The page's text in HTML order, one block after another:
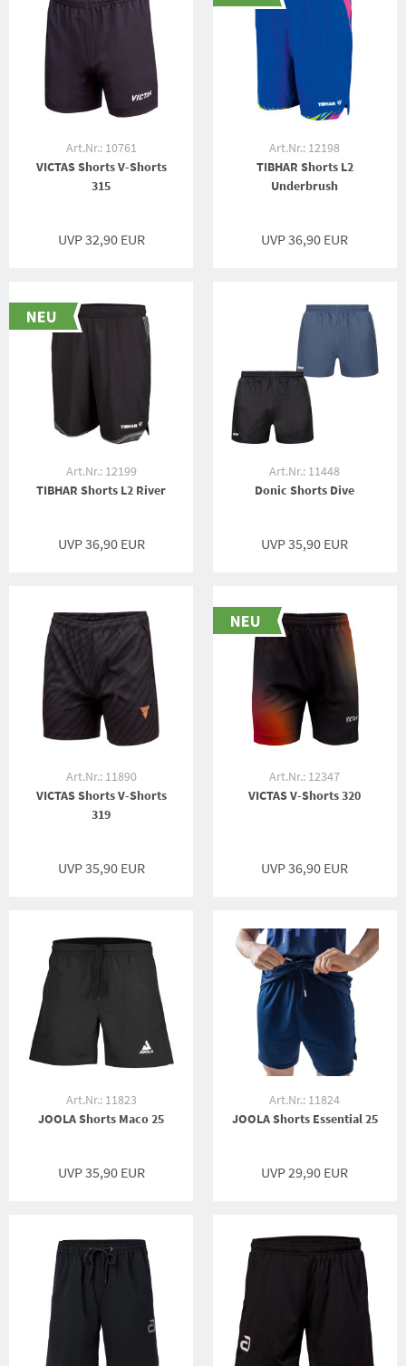
Art.Nr.: 10761
VICTAS Shorts V-Shorts
315
UVP 32,90 EUR
Art.Nr.: 12198
TIBHAR Shorts L2
Underbrush
UVP 36,90 EUR
Art.Nr.: 12199
TIBHAR Shorts L2 River
UVP 36,90 EUR
Art.Nr.: 11448
Donic Shorts Dive
UVP 35,90 EUR
Art.Nr.: 11890
VICTAS Shorts V-Shorts
319
UVP 35,90 EUR
Art.Nr.: 12347
VICTAS V-Shorts 320
UVP 36,90 EUR
Art.Nr.: 11823
JOOLA Shorts Maco 25
UVP 35,90 EUR
Art.Nr.: 11824
JOOLA Shorts Essential 25
UVP 29,90 EUR